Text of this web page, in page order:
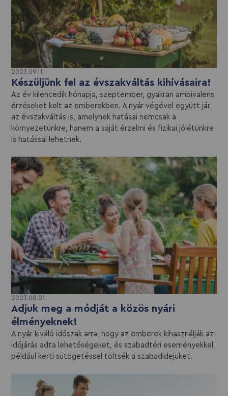
2023.09.11.
Készüljünk fel az évszakváltás kihívásaira!
Az év kilencedik hónapja, szeptember, gyakran ambivalens
érzéseket kelt az emberekben. A nyár végével együtt jár
az évszakváltás is, amelynek hatásai nemcsak a
környezetünkre, hanem a saját érzelmi és fizikai jólétünkre
is hatással lehetnek.
2023.08.01.
Adjuk meg a módját a közös nyári
élményeknek!
A nyár kiváló időszak arra, hogy az emberek kihasználják az
időjárás adta lehetőségeket, és szabadtéri eseményekkel,
például kerti sütögetéssel töltsék a szabadidejüket.